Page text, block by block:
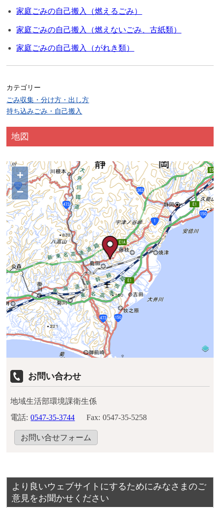
家庭ごみの自己搬入（燃えるごみ）
家庭ごみの自己搬入（燃えないごみ、古紙類）
家庭ごみの自己搬入（がれき類）
カテゴリー
ごみ収集・分け方・出し方
持ち込みごみ・自己搬入
地図
+
−
お問い合わせ
地域生活部環境課衛生係
電話: 0547-35-3744 Fax: 0547-35-5258
お問い合せフォーム
より良いウェブサイトにするためにみなさまのご
意見をお聞かせください